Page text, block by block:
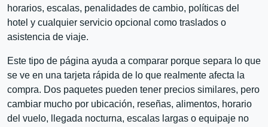
horarios, escalas, penalidades de cambio, políticas del
hotel y cualquier servicio opcional como traslados o
asistencia de viaje.
Este tipo de página ayuda a comparar porque separa lo que
se ve en una tarjeta rápida de lo que realmente afecta la
compra. Dos paquetes pueden tener precios similares, pero
cambiar mucho por ubicación, reseñas, alimentos, horario
del vuelo, llegada nocturna, escalas largas o equipaje no